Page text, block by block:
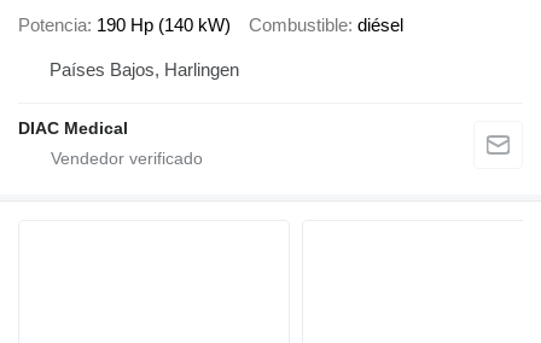
Potencia 190 Hp (140 kW) Combustible diésel
Países Bajos, Harlingen
DIAC Medical